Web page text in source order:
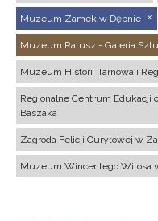
Muzeum Zamek w Dębnie
Muzeum Ratusz - Galeria
Muzeum Historii Tarnowa i
Regionalne Centrum Edukacji
Baszaka
Zagroda Felicji Curyłowej w
Muzeum Wincentego Witosa